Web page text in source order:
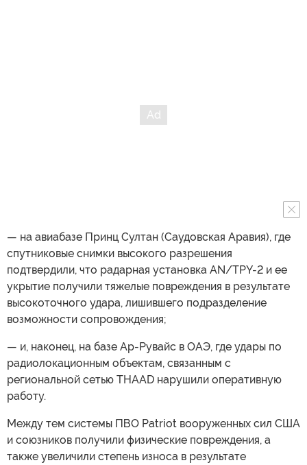
— на авиабазе Принц Султан (Саудовская Аравия), где
спутниковые снимки высокого разрешения
подтвердили, что радарная установка AN/TPY-2 и ее
укрытие получили тяжелые повреждения в результате
высокоточного удара, лишившего подразделение
возможности сопровождения;
— и, наконец, на базе Ар-Рувайс в ОАЭ, где удары по
радиолокационным объектам, связанным с
региональной сетью THAAD нарушили оперативную
работу.
Между тем системы ПВО Patriot вооруженных сил США
и союзников получили физические повреждения, а
также увеличили степень износа в результате